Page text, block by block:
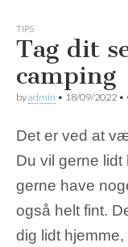
TIPS
Tag dit
camping
byadmin • 18/09/2022 •
Det er ved at
Du vil gerne
gerne have
også helt fint.
dig lidt